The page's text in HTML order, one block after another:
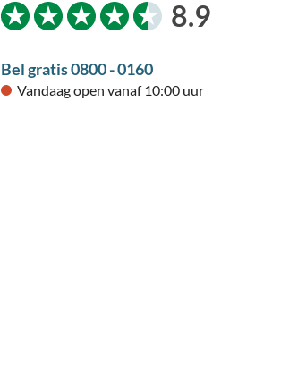
kiyoh
8.9
Bel gratis 0800 - 0160
Vandaag open vanaf 10:00 uur